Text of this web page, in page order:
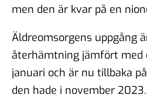
men den är kvar på en
Äldreomsorgens uppgång
återhämtning jämfört med
januari och är nu tillbaka
den hade i november 2023.